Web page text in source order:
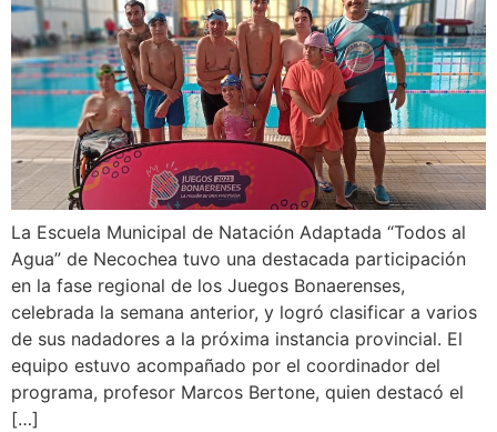
La Escuela Municipal de Natación Adaptada “Todos al
Agua” de Necochea tuvo una destacada participación
en la fase regional de los Juegos Bonaerenses,
celebrada la semana anterior, y logró clasificar a varios
de sus nadadores a la próxima instancia provincial. El
equipo estuvo acompañado por el coordinador del
programa, profesor Marcos Bertone, quien destacó el
[…]